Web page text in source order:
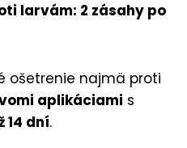
larvám: 2 zásahy po
ošetrenie najmä proti
aplikáciami s
14 dní.